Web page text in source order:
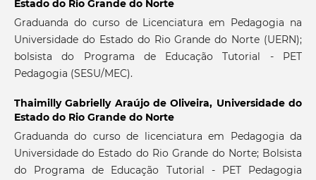
Estado do Rio Grande do Norte
Graduanda do curso de Licenciatura em Pedagogia na
Universidade do Estado do Rio Grande do Norte (UERN);
bolsista do Programa de Educação Tutorial - PET
Pedagogia (SESU/MEC).
Thaimilly Gabrielly Araújo de Oliveira, Universidade do
Estado do Rio Grande do Norte
Graduanda do curso de licenciatura em Pedagogia da
Universidade do Estado do Rio Grande do Norte; Bolsista
do Programa de Educação Tutorial - PET Pedagogia